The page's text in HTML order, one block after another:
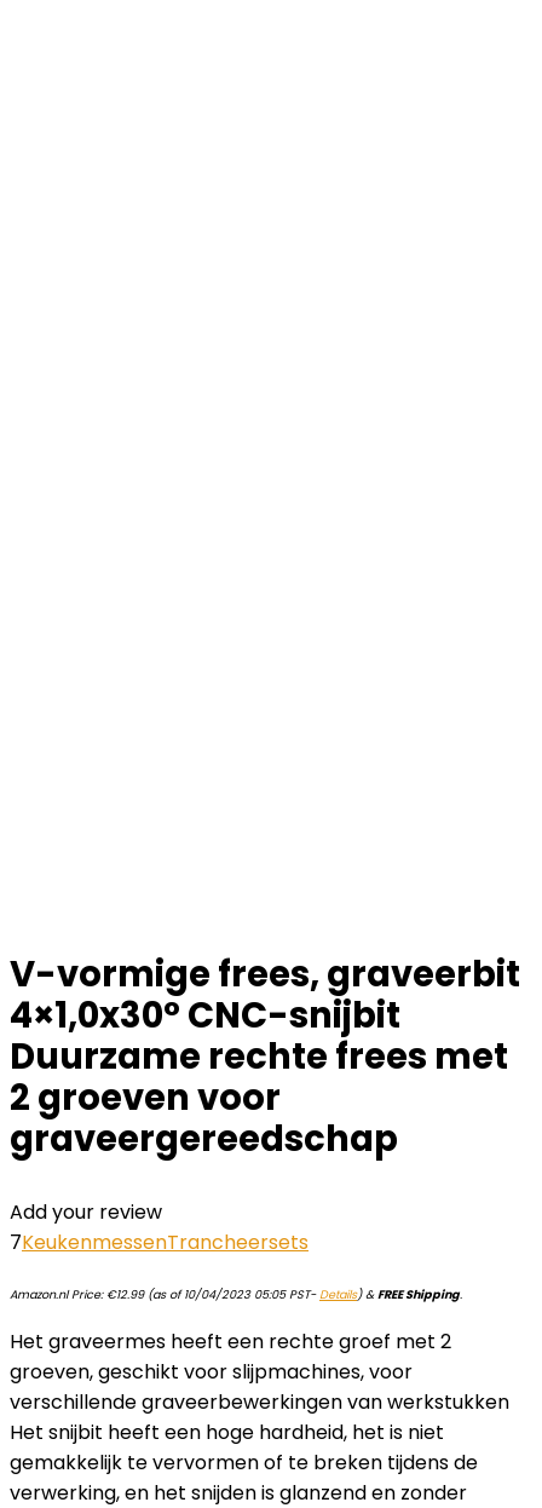
V-vormige frees, graveerbit
4×1,0x30° CNC-snijbit
Duurzame rechte frees met
2 groeven voor
graveergereedschap
Add your review
7KeukenmessenTrancheersets
Amazon.nl Price: €12.99(as of 10/04/2023 05:05 PST-Details)&FREE Shipping.
Het graveermes heeft een rechte groef met 2
groeven, geschikt voor slijpmachines, voor
verschillende graveerbewerkingen van werkstukken
Het snijbit heeft een hoge hardheid, het is niet
gemakkelijk te vervormen of te breken tijdens de
verwerking, en het snijden is glanzend en zonder